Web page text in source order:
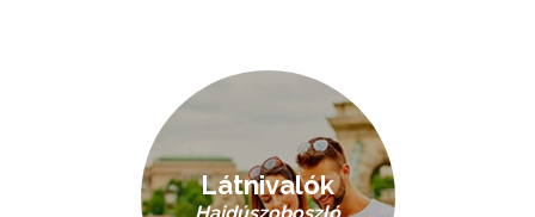
Látnivalók